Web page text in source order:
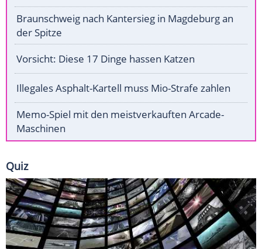
Braunschweig nach Kantersieg in Magdeburg an
der Spitze
Vorsicht: Diese 17 Dinge hassen Katzen
Illegales Asphalt-Kartell muss Mio-Strafe zahlen
Memo-Spiel mit den meistverkauften Arcade-
Maschinen
Quiz